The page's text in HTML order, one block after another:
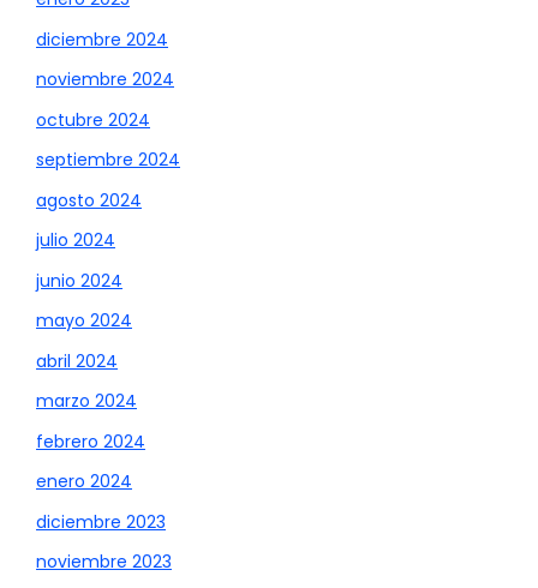
diciembre 2024
noviembre 2024
octubre 2024
septiembre 2024
agosto 2024
julio 2024
junio 2024
mayo 2024
abril 2024
marzo 2024
febrero 2024
enero 2024
diciembre 2023
noviembre 2023